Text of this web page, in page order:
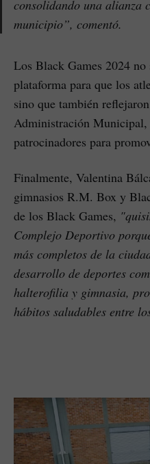
consolidando una alianza
municipio”, comentó.
Los Black Games 2024
plataforma para que los
sino que también
Administración Municipal,
patrocinadores para
Finalmente, Valentina
gimnasios R.M. Box y
de los Black Games,
Complejo Deportivo
más completos de la
desarrollo de deportes
halterofilia y gimnasia,
hábitos saludables entre